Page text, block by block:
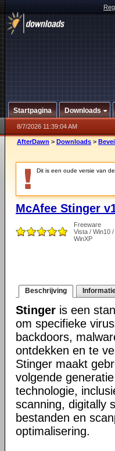
Startpagina Downloads
8/7/2026 11:39:04 AM
AfterDawn > Downloads >
Dit is een oude versie van
McAfee Stinger
Freeware
Vista / Win10
WinXP
Beschrijving
Stinger is een
om specifieke
backdoors,
ontdekken en te
Stinger maakt
volgende
technologie,
scanning, digitally
bestanden en
optimalisering.